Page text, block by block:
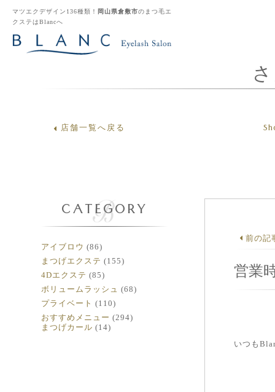
マツエクデザイン136種類！ 岡山県倉敷市のまつ毛エ
クステはBlancへ
店舗一覧へ戻る
CATEGORY
アイブロウ (86)
まつげエクステ (155)
4Dエクステ (85)
ボリュームラッシュ (68)
プライベート (110)
おすすめメニュー (294)
まつげカール (14)
前の記
営業
いつも